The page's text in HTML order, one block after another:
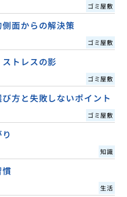
ゴミ屋敷
面からの解決策
ゴミ屋敷
トレスの影
ゴミ屋敷
方と失敗しないポイント
ゴミ屋敷
知識
慣
生活